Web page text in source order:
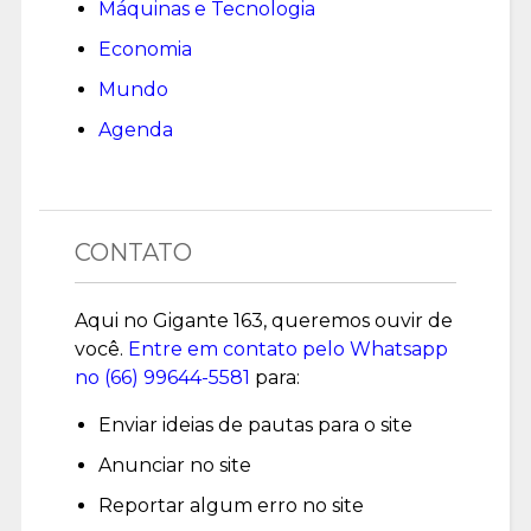
Máquinas e Tecnologia
Economia
Mundo
Agenda
CONTATO
Aqui no Gigante 163, queremos ouvir de
você. Entre em contato pelo Whatsapp
no (66) 99644-5581 para:
Enviar ideias de pautas para o site
Anunciar no site
Reportar algum erro no site